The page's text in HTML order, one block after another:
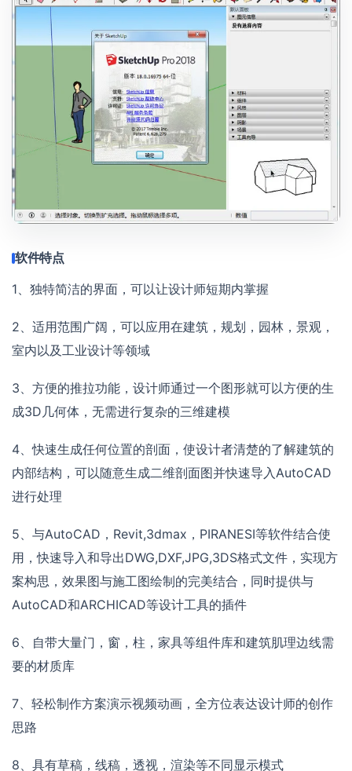
软件特点
1、独特简洁的界面，可以让设计师短期内掌握
2、适用范围广阔，可以应用在建筑，规划，园林，景观，
室内以及工业设计等领域
3、方便的推拉功能，设计师通过一个图形就可以方便的生
成3D几何体，无需进行复杂的三维建模
4、快速生成任何位置的剖面，使设计者清楚的了解建筑的
内部结构，可以随意生成二维剖面图并快速导入AutoCAD
进行处理
5、与AutoCAD，Revit,3dmax，PIRANESI等软件结合使
用，快速导入和导出DWG,DXF,JPG,3DS格式文件，实现方
案构思，效果图与施工图绘制的完美结合，同时提供与
AutoCAD和ARCHICAD等设计工具的插件
6、自带大量门，窗，柱，家具等组件库和建筑肌理边线需
要的材质库
7、轻松制作方案演示视频动画，全方位表达设计师的创作
思路
8、具有草稿，线稿，透视，渲染等不同显示模式